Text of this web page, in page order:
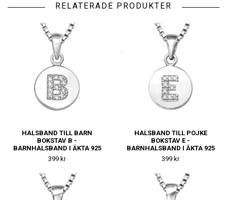
RELATERADE PRODUKTER
HALSBAND TILL BARN
BOKSTAV B -
BARNHALSBAND I ÄKTA 925
SILVER
399 kr
HALSBAND TILL POJKE
BOKSTAV E -
BARNHALSBAND I ÄKTA 925
SILVER
399 kr